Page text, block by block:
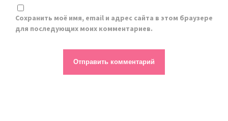
Сохранить моё имя, email и адрес сайта в этом браузере
для последующих моих комментариев.